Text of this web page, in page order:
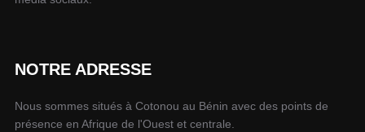
NOTRE ADRESSE
Nous sommes situés à Cotonou au Bénin avec des points de
présence en Afrique de l'Ouest et centrale.